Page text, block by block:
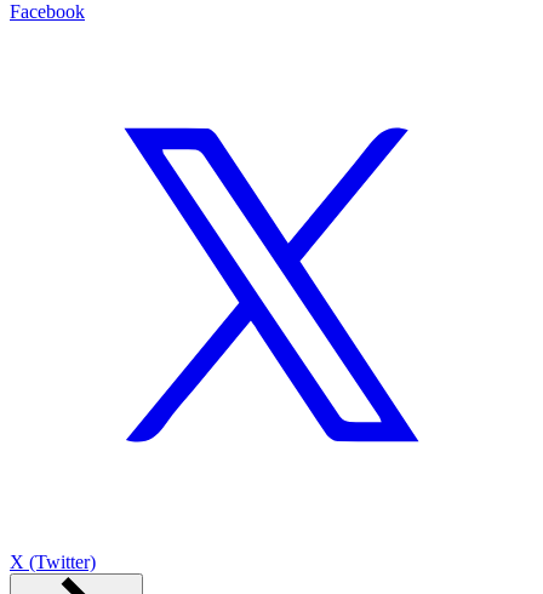
Facebook
X (Twitter)